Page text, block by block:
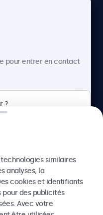
pied)
entreprises
pour entrer en contact
similaires
analyses, la
cookies et identifiants
des publicités
Avec votre